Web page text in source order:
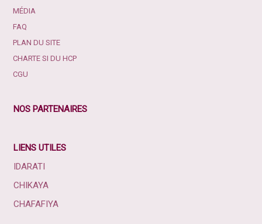
MÉDIA
FAQ
PLAN DU SITE
CHARTE SI DU HCP
CGU
NOS PARTENAIRES
LIENS UTILES
IDARATI
CHIKAYA
CHAFAFIYA